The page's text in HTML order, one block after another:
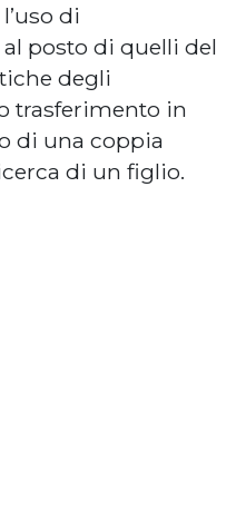
di
posto di quelli del
degli
trasferimento in
di una coppia
di un figlio.